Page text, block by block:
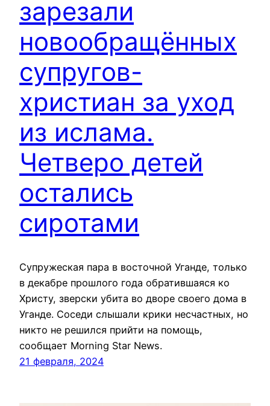
зарезали
новообращённых
супругов-
христиан за уход
из ислама.
Четверо детей
остались
сиротами
Супружеская пара в восточной Уганде, только
в декабре прошлого года обратившаяся ко
Христу, зверски убита во дворе своего дома в
Уганде. Соседи слышали крики несчастных, но
никто не решился прийти на помощь,
сообщает Morning Star News.
21 февраля, 2024